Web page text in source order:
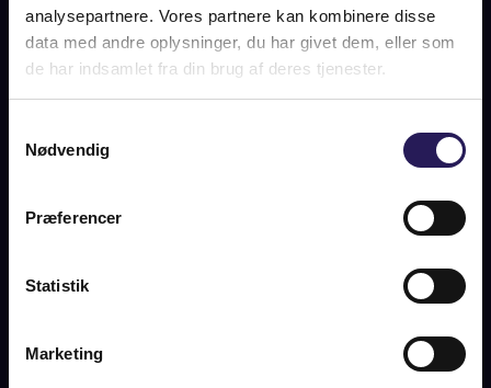
analysepartnere. Vores partnere kan kombinere disse
data med andre oplysninger, du har givet dem, eller som
de har indsamlet fra din brug af deres tjenester.
Nødvendig
Præferencer
Statistik
Marketing
MISUNDELSE. FÅ EMNER KAN FÅ FØLELSERNE I KOG
SOM BOLIGMARKED